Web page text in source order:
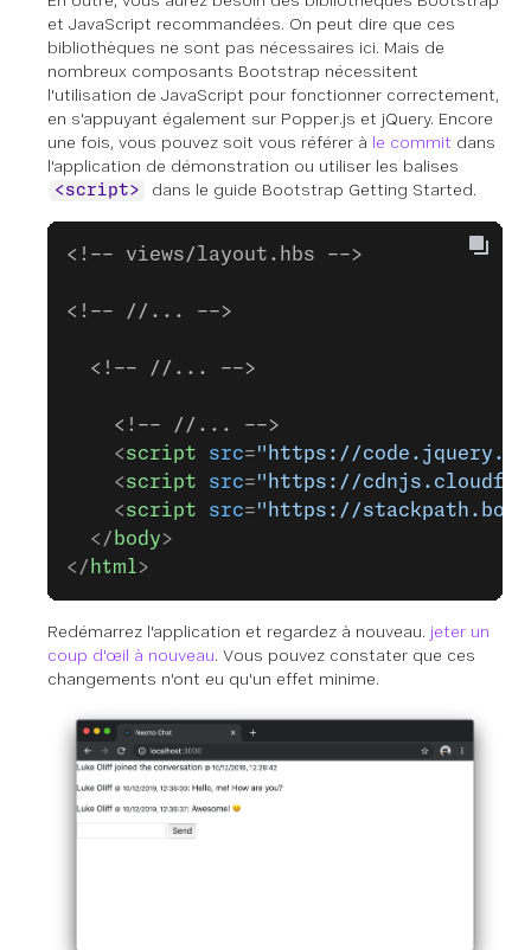
et JavaScript recommandées. On peut dire que ces
bibliothèques ne sont pas nécessaires ici. Mais de
nombreux composants Bootstrap nécessitent
l'utilisation de JavaScript pour fonctionner correctement,
en s'appuyant également sur Popper.js et jQuery. Encore
une fois, vous pouvez soit vous référer à le commit dans
l'application de démonstration ou utiliser les balises
<script> dans le guide Bootstrap Getting Started.
<!-- views/layout.hbs -->
<!-- //... -->
  <!-- //... -->
    <!-- //... -->
    <
script src="https://
    <
script src="https://
    <
script src="https://
  </
body>
</ html>
Redémarrez l'application et regardez à nouveau. jeter un
coup d'œil à nouveau. Vous pouvez constater que ces
changements n'ont eu qu'un effet minime.